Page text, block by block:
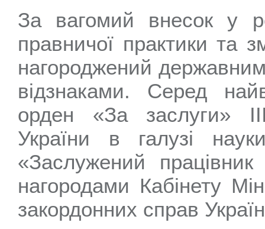
За вагомий внесок у
правничої практики та
нагороджений
відзнаками. Серед
орден «За заслуги»
України в галузі
«Заслужений працівник
нагородами Кабінету
закордонних справ